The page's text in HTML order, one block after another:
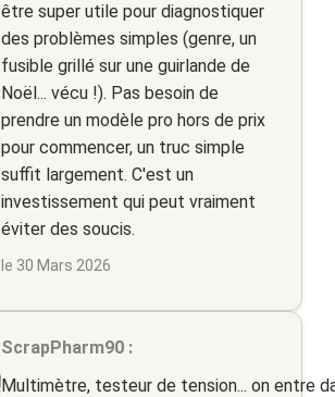
être super utile pour diagnostiquer
des problèmes simples (genre, un
fusible grillé sur une guirlande de
Noël... vécu !). Pas besoin de
prendre un modèle pro hors de prix
pour commencer, un truc simple
suffit largement. C'est un
investissement qui peut vraiment
éviter des soucis.
le 30 Mars 2026
ScrapPharm90 :
Multimètre, testeur de tension... on entre